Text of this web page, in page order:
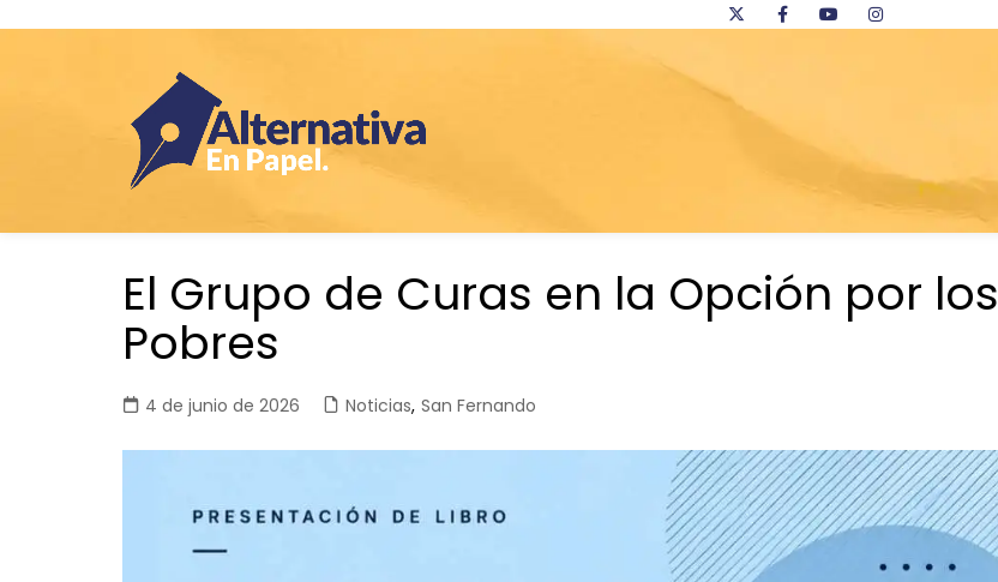
El Grupo de Curas en la Opción por los
Pobres
4 de junio de 2026 Noticias, San Fernando